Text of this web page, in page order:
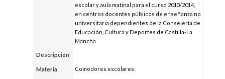
escolar y aula matinal para el curso 2013/2014,
en centros docentes públicos de enseñanza no
universitaria dependientes de la Consejería de
Educación, Cultura y Deportes de Castilla-La
Mancha
Descripción
Materia Comedores escolares